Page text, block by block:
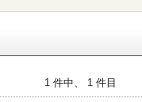
1 件中、 1 件目